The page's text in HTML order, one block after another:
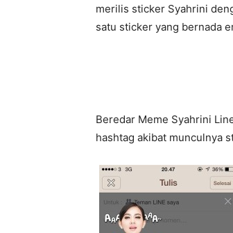
merilis sticker Syahrini
satu sticker yang bernada
Beredar Meme Syahrini
hashtag akibat munculnya